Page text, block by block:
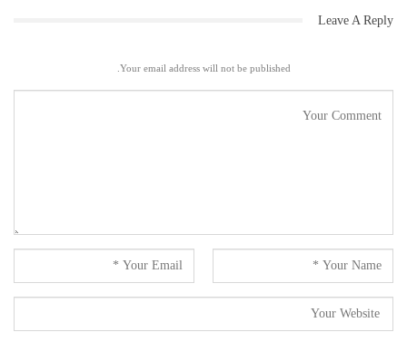
کو گمراہ کرکے اپنے حق میں فیصلہ کروالے لیکن اس کی دال نہیں گلی ۔
درخواست دیتے ہوئے ۲۹ مارچ ۲۰۱۹ کے حکمنامے میں تبدیلی کے کہا اس پر
ٹریبونل نے ۱۹ اگست کو انجمن اسلام کو اپنا جواب داخل کرنے کیلئے کہا
جس کے جواب میں انجمن اسلام کے وکیل ایس ایس قاضی نے ٹریبونل کے سامنے
بنگالی گینگ کے معافی نامے کے بعد اب بنگالی کی ہر سو تھو تھو ہو رہی
ہے کیوں کہ وہ خود کو ناگپاڑہ کا باہو بلی سمجھنے والا زمین مافیا کے سر
پر جب قانون کا شکنجہ کسا تو بھیگی بلی بنتا نظر آیا اور اس کی ساری
Leave A Reply
Your email address will not be published.